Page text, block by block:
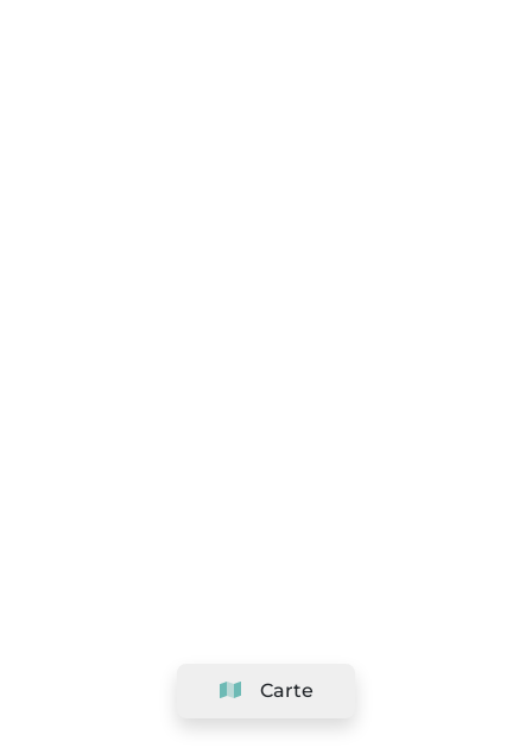
Carte